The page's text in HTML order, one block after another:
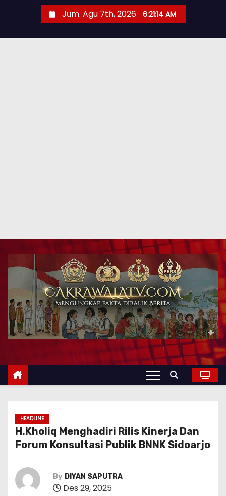
Jum. Agu 7th, 2026 6:21:15 AM
HEADLINE
H.Kholiq Menghadiri Rilis Kinerja Dan
Forum Konsultasi Publik BNNK Sidoarjo
By DIYAN SAPUTRA
Des 29, 2025